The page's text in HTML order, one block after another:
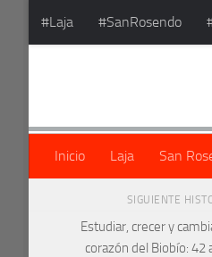
Saltar al contenido
#Laja #SanRosendo
Inicio Laja San
SIGUIENTE
Estudiar, crecer y
corazón del Biobío: 42